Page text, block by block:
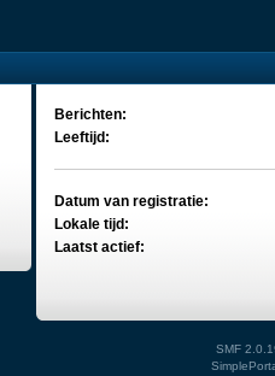
Berichten:
Leeftijd:
Datum van registratie:
Lokale tijd:
Laatst actief:
SMF